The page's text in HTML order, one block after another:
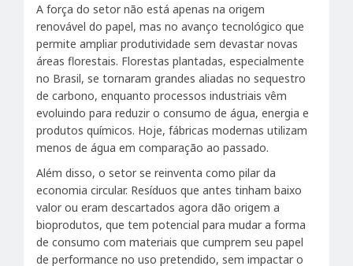
A força do setor não está apenas na origem
renovável do papel, mas no avanço tecnológico que
permite ampliar produtividade sem devastar novas
áreas florestais. Florestas plantadas, especialmente
no Brasil, se tornaram grandes aliadas no sequestro
de carbono, enquanto processos industriais vêm
evoluindo para reduzir o consumo de água, energia e
produtos químicos. Hoje, fábricas modernas utilizam
menos de água em comparação ao passado.
Além disso, o setor se reinventa como pilar da
economia circular. Resíduos que antes tinham baixo
valor ou eram descartados agora dão origem a
bioprodutos, que tem potencial para mudar a forma
de consumo com materiais que cumprem seu papel
de performance no uso pretendido, sem impactar o